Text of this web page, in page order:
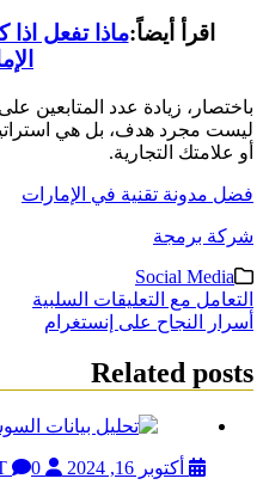
اقرأ أيضاً:ماذا تفعل
باختصار، زيادة عدد المتابعين
ليست مجرد هدف، بل هي
أو علامتك التجارية.
فضل مدونة تقنية في الإمارات
شركة برمجة
Social Media
تصفّح
المقالات
التعامل مع التعليقات السلبية
أسرار النجاح على إنستغرام
Related posts
أكتوبر 16, 2024 0